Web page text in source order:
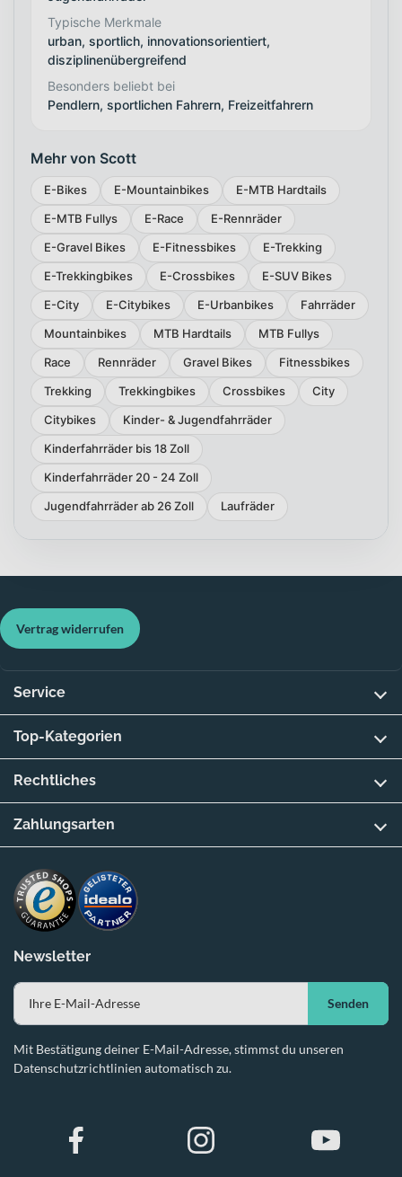
Typische Merkmale
urban, sportlich, innovationsorientiert,
disziplinenübergreifend
Besonders beliebt bei
Pendlern, sportlichen Fahrern, Freizeitfahrern
Mehr von Scott
E-Bikes E-Mountainbikes
E-MTB Hardtails
E-MTB Fullys
E-Race
E-Rennräder
E-Gravel Bikes
E-Fitnessbikes
E-Trekking
E-Trekkingbikes
E-Crossbikes
E-SUV Bikes
E-City
E-Citybikes E-Urbanbikes
Fahrräder
Mountainbikes
MTB Hardtails
MTB Fullys
Race
Rennräder Gravel Bikes
Fitnessbikes
Trekking
Trekkingbikes Crossbikes
City
Citybikes
Kinder- & Jugendfahrräder
Kinderfahrräder bis 18 Zoll
Kinderfahrräder 20 - 24 Zoll
Jugendfahrräder ab 26 Zoll
Laufräder
Newsletter
Senden
Mit Bestätigung deiner E-Mail-Adresse, stimmst du unseren
Datenschutzrichtlinien automatisch zu.
Vertrag widerrufen
Service
Top-Kategorien
Rechtliches
Zahlungsarten